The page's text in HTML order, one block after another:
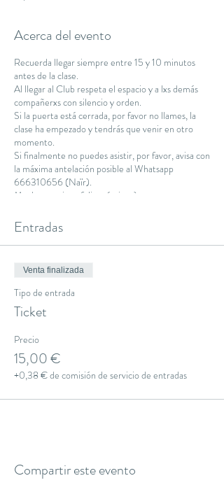
Acerca del evento
Recuerda llegar siempre entre 15 y 10 minutos
antes de la clase.
Al llegar al Club respeta el espacio y a lxs demás
compañerxs con silencio y orden.
Si la puerta está cerrada, por favor no llames, la
clase ha empezado y tendrás que venir en otro
momento.
Si finalmente no puedes asistir, por favor, avisa con
la máxima antelación posible al Whatsapp
666310656 (Naïr).
Muchas gracias y feliz práctica :)
Entradas
Venta finalizada
Tipo de entrada
Ticket
Precio
15,00 €
+0,38 € de comisión de servicio de entradas
Compartir este evento